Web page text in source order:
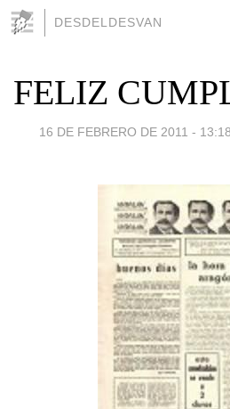
DESDELDESVAN
FELIZ
16 DE FEBRERO DE 2011 - 13:18